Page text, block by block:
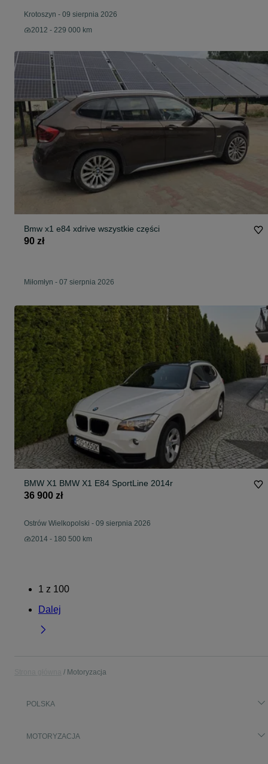
Krotoszyn - 09 sierpnia 2026
2012 - 229 000 km
Bmw x1 e84 xdrive wszystkie części
90 zł
Miłomłyn - 07 sierpnia 2026
BMW X1 BMW X1 E84 SportLine 2014r
36 900 zł
Ostrów Wielkopolski - 09 sierpnia 2026
2014 - 180 500 km
1 z 100
Dalej
Motoryzacja
POLSKA
MOTORYZACJA